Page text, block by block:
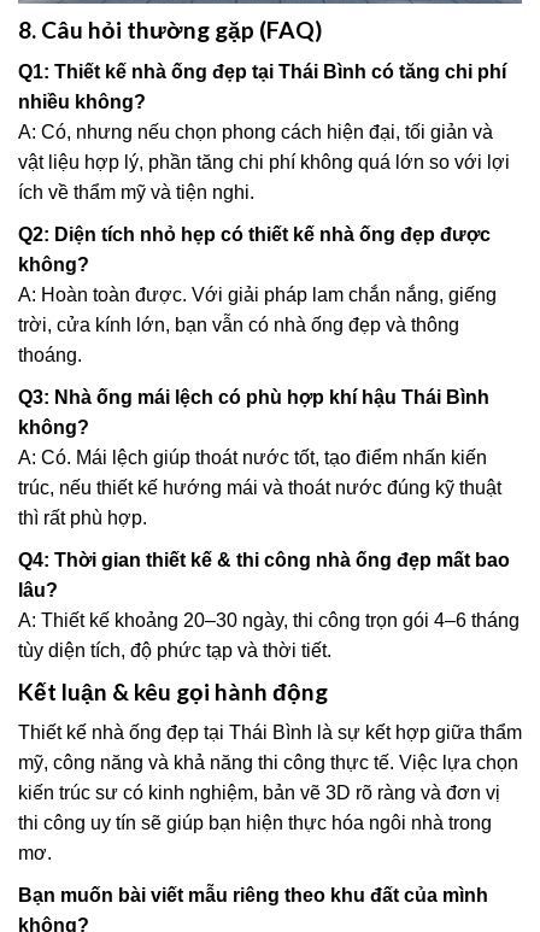
8. Câu hỏi thường gặp (FAQ)
Q1: Thiết kế nhà ống đẹp tại Thái Bình có tăng chi phí
nhiều không?
A: Có, nhưng nếu chọn phong cách hiện đại, tối giản và
vật liệu hợp lý, phần tăng chi phí không quá lớn so với lợi
ích về thẩm mỹ và tiện nghi.
Q2: Diện tích nhỏ hẹp có thiết kế nhà ống đẹp được
không?
A: Hoàn toàn được. Với giải pháp lam chắn nắng, giếng
trời, cửa kính lớn, bạn vẫn có nhà ống đẹp và thông
thoáng.
Q3: Nhà ống mái lệch có phù hợp khí hậu Thái Bình
không?
A: Có. Mái lệch giúp thoát nước tốt, tạo điểm nhấn kiến
trúc, nếu thiết kế hướng mái và thoát nước đúng kỹ thuật
thì rất phù hợp.
Q4: Thời gian thiết kế & thi công nhà ống đẹp mất bao
lâu?
A: Thiết kế khoảng 20–30 ngày, thi công trọn gói 4–6 tháng
tùy diện tích, độ phức tạp và thời tiết.
Kết luận & kêu gọi hành động
Thiết kế nhà ống đẹp tại Thái Bình là sự kết hợp giữa thẩm
mỹ, công năng và khả năng thi công thực tế. Việc lựa chọn
kiến trúc sư có kinh nghiệm, bản vẽ 3D rõ ràng và đơn vị
thi công uy tín sẽ giúp bạn hiện thực hóa ngôi nhà trong
mơ.
Bạn muốn bài viết mẫu riêng theo khu đất của mình
không?